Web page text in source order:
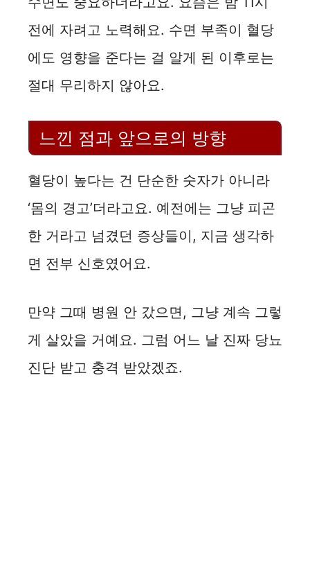
전에 자려고 노력해요. 수면 부족이 혈당
에도 영향을 준다는 걸 알게 된 이후로는
절대 무리하지 않아요.
느낀 점과 앞으로의 방향
혈당이 높다는 건 단순한 숫자가 아니라
‘몸의 경고’더라고요. 예전에는 그냥 피곤
한 거라고 넘겼던 증상들이, 지금 생각하
면 전부 신호였어요.
만약 그때 병원 안 갔으면, 그냥 계속 그렇
게 살았을 거예요. 그럼 어느 날 진짜 당뇨
진단 받고 충격 받았겠죠.